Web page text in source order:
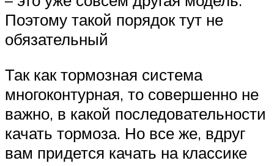
Поэтому такой порядок тут не
обязательный
Так как тормозная система
многоконтурная, то совершенно не
важно, в какой последовательности
качать тормоза. Но все же, вдруг
вам придется качать на классике